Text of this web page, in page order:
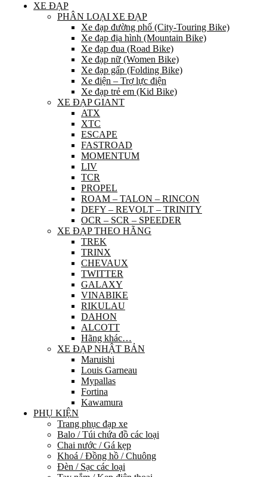
XE ĐẠP
PHÂN LOẠI XE ĐẠP
Xe đạp đường phố (City-Touring Bike)
Xe đạp địa hình (Mountain Bike)
Xe đạp đua (Road Bike)
Xe đạp nữ (Women Bike)
Xe đạp gấp (Folding Bike)
Xe điện – Trợ lực điện
Xe đạp trẻ em (Kid Bike)
XE ĐẠP GIANT
ATX
XTC
ESCAPE
FASTROAD
MOMENTUM
LIV
TCR
PROPEL
ROAM – TALON – RINCON
DEFY – REVOLT – TRINITY
OCR – SCR – SPEEDER
XE ĐẠP THEO HÃNG
TREK
TRINX
CHEVAUX
TWITTER
GALAXY
VINABIKE
RIKULAU
DAHON
ALCOTT
Hãng khác…
XE ĐẠP NHẬT BẢN
Maruishi
Louis Garneau
Mypallas
Fortina
Kawamura
PHỤ KIỆN
Trang phục đạp xe
Balo / Túi chứa đồ các loại
Chai nước / Gá kẹp
Khoá / Đồng hồ / Chuông
Đèn / Sạc các loại